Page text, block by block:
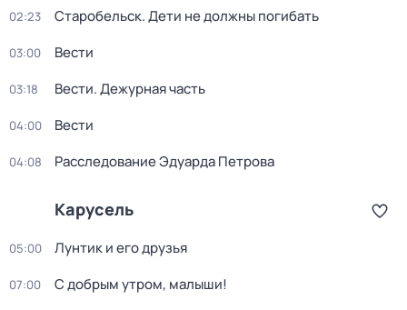
02:23 Старобельск. Дети не должны погибать
03:00 Вести
03:18 Вести. Дежурная часть
04:00 Вести
04:08 Расследование Эдуарда Петрова
Карусель
05:00 Лунтик и его друзья
07:00 С добрым утром, малыши!